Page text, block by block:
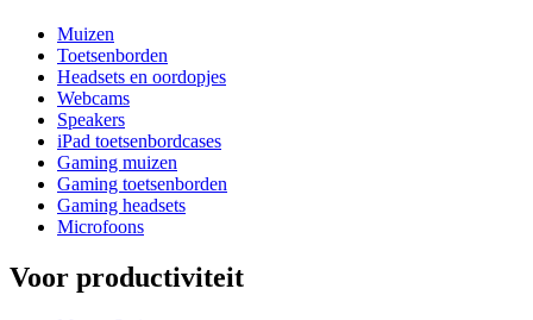
Muizen
Toetsenborden
Headsets en oordopjes
Webcams
Speakers
iPad toetsenbordcases
Gaming muizen
Gaming toetsenborden
Gaming headsets
Microfoons
Voor productiviteit